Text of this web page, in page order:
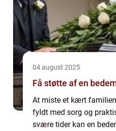
04 august 2025
Få støtte af en
At miste et kært
fyldt med sorg og
svære tider kan en